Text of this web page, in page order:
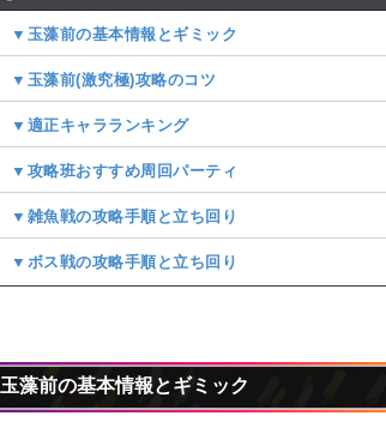
▼玉藻前の基本情報とギミック
▼玉藻前(激究極)攻略のコツ
▼適正キャラランキング
▼攻略班おすすめ周回パーティ
▼雑魚戦の攻略手順と立ち回り
▼ボス戦の攻略手順と立ち回り
玉藻前の基本情報とギミック